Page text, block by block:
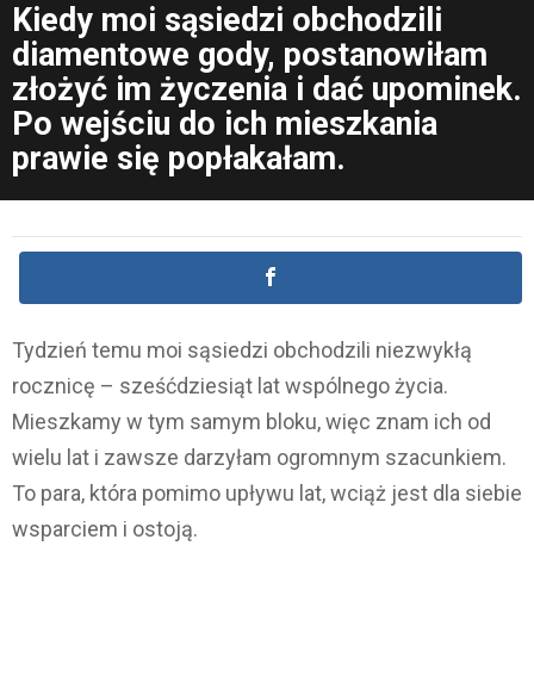
Kiedy moi sąsiedzi obchodzili
diamentowe gody, postanowiłam
złożyć im życzenia i dać upominek.
Po wejściu do ich mieszkania
prawie się popłakałam.
Tydzień temu moi sąsiedzi obchodzili niezwykłą
rocznicę – sześćdziesiąt lat wspólnego życia.
Mieszkamy w tym samym bloku, więc znam ich od
wielu lat i zawsze darzyłam ogromnym szacunkiem.
To para, która pomimo upływu lat, wciąż jest dla siebie
wsparciem i ostoją.